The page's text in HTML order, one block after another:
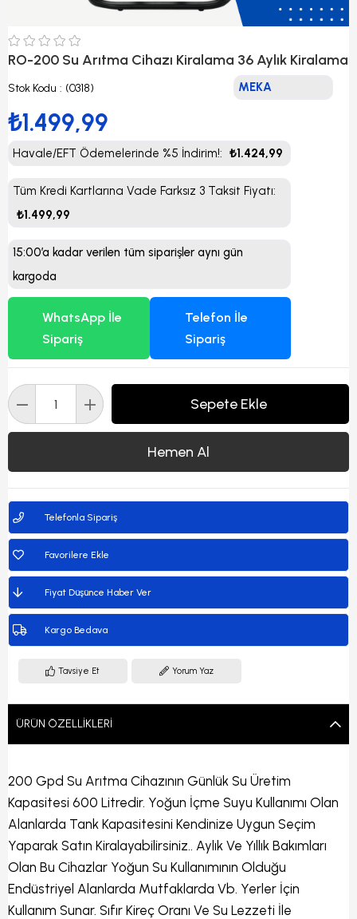
RO-200 Su Arıtma Cihazı Kiralama 36 Aylık Kiralama
Stok Kodu (0318) MEKA
₺1.499,99
Havale/EFT Ödemelerinde %5 İndirim!: ₺1.424,99
Tüm Kredi Kartlarına Vade Farksız 3 Taksit Fiyatı:
₺1.499,99
15:00’a kadar verilen tüm siparişler aynı gün
kargoda
WhatsApp İle
Sipariş
Telefon İle
Sipariş
Telefonla Sipariş
Favorilere Ekle
Fiyat Düşünce Haber Ver
Kargo Bedava
Tavsiye Et Yorum Yaz
ÜRÜN ÖZELLIKLERI
200 Gpd Su Arıtma Cihazının Günlük Su Üretim
Kapasitesi 600 Litredir. Yoğun İçme Suyu Kullanımı Olan
Alanlarda Tank Kapasitesini Kendinize Uygun Seçim
Yaparak Satın Kiralayabilirsiniz.. Aylık Ve Yıllık Bakımları
Olan Bu Cihazlar Yoğun Su Kullanımının Olduğu
Endüstriyel Alanlarda Mutfaklarda Vb. Yerler İçin
Kullanım Sunar. Sıfır Kireç Oranı Ve Su Lezzeti İle